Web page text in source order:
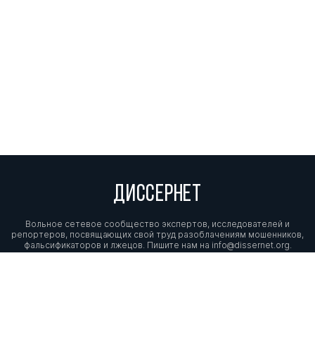
ДИССЕРНЕТ
Вольное сетевое сообщество экспертов, исследователей и
репортеров, посвящающих свой труд разоблачениям мошенников,
фальсификаторов и лжецов. Пишите нам на info@dissernet.org.